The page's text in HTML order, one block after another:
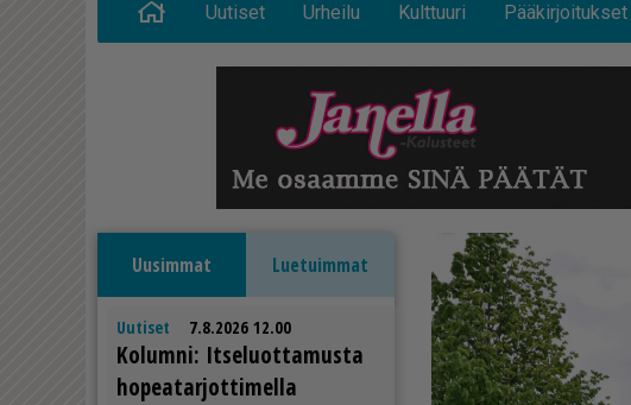
Uutiset Urheilu Kulttuuri Pääkirjoitukset
Uusimmat Luetuimmat
Uutiset 7.8.2026 12.00
Ko­lum­ni: It­se­luot­ta­mus­ta
ho­pe­a­tar­jot­ti­mel­la